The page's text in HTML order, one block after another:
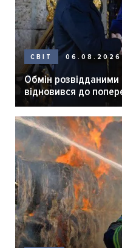
СВІТ 06.08.2026
Обмін
відновився до